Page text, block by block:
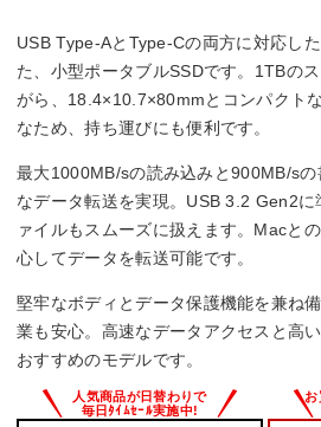
900 MB/s
USB Type-AとType-Cの両方に対応し
た、小型ポータブルSSDです。1TBの
がら、18.4×10.7×80mmとコンパクト
なため、持ち運びにも便利です。
最大1000MB/sの読み込みと900MB/s
なデータ転送を実現。USB 3.2 Gen2
ァイルもスムーズに扱えます。Macと
心してデータを転送可能です。
堅牢なボディとデータ保護機能を兼ね
業も安心。高速なデータアクセスと高
おすすめのモデルです。